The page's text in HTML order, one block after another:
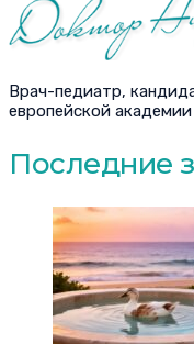
Врач-педиатр,
европейской
Последние